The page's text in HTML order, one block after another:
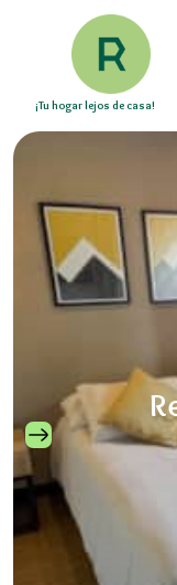
¡Tu hogar lejos de casa!